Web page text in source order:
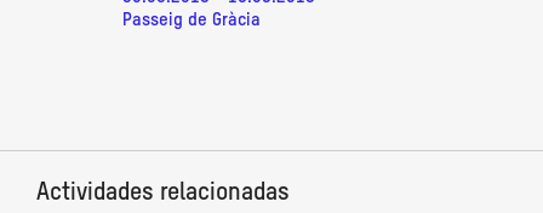
Passeig de Gràcia
Actividades relacionadas